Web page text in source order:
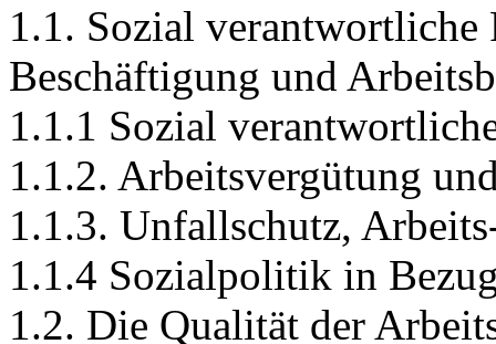
1.1. Sozial
Beschäftigung und
1.1.1 Sozial
1.1.2. Arbeitsvergütung
1.1.3. Unfallschutz,
1.1.4 Sozialpolitik in
1.2. Die Qualität der